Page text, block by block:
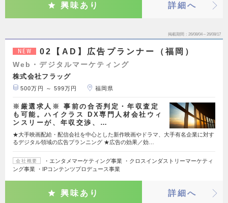
興味あり 詳細へ
掲載期間 26/08/04～26/08/17
NEW 02【AD】広告プランナー（福岡）
Web・デジタルマーケティング
株式会社フラッグ
500万円 ～ 599万円 福岡県
※厳選求人※ 事前の合否判定・年収査定
も可能。ハイクラス DX専門人材会社ウィ
ンスリーが、年収交渉、…
★大手映画配給・配信会社を中心とした新作映画やドラマ、大手有名企業に対す
るデジタル領域の広告プランニング ★広告の効果／効…
会社概要
・エンタメマーケティング事業 ・クロスインダストリーマーケティ
ング事業 ・IPコンテンツプロデュース事業
興味あり 詳細へ